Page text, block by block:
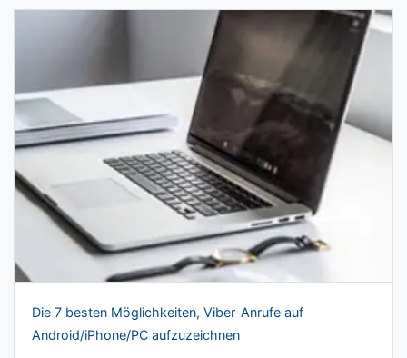
Die 7 besten Möglichkeiten, Viber-Anrufe auf
Android/iPhone/PC aufzuzeichnen